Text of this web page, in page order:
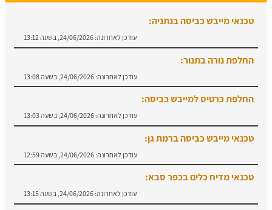
טכנאי מייבש כביסה בנתניה:
עודכן לאחרונה: 24/06/2026, בשעה 13:12
החלפת נורה בתנור:
עודכן לאחרונה: 24/06/2026, בשעה 13:08
החלפת כרטיס למייבש כביסה:
עודכן לאחרונה: 24/06/2026, בשעה 13:03
טכנאי מייבש כביסה ברמת גן:
עודכן לאחרונה: 24/06/2026, בשעה 12:59
טכנאי מדיח כלים בכפר סבא:
עודכן לאחרונה: 24/06/2026, בשעה 13:15